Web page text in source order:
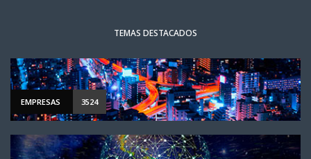
TEMAS DESTACADOS
EMPRESAS 3524